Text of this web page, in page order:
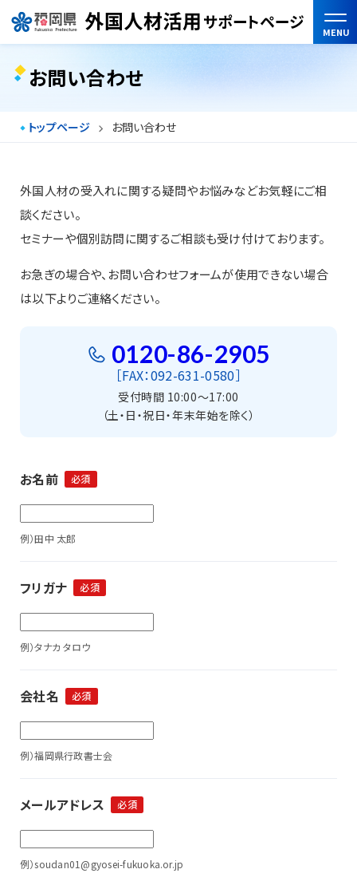
MENU
お問い合わせ
トップページ お問い合わせ
外国人材の受入れに関する疑問やお悩みなどお気軽にご相
談ください。
セミナーや個別訪問に関するご相談も受け付けております。
お急ぎの場合や、お問い合わせフォームが使用できない場合
は以下よりご連絡ください。
0120-86-2905
［FAX：092-631-0580］
受付時間 10:00〜17:00
（土・日・祝日・年末年始を除く）
お名前 必須
例）田中 太郎
フリガナ 必須
例）タナカ タロウ
会社名 必須
例）福岡県行政書士会
メールアドレス 必須
例）soudan01@gyosei-fukuoka.or.jp